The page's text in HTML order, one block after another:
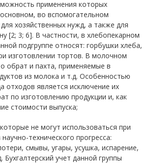
применения которых
во вспомогательном
хозяйственных нужд, а также для
[2; 3; 6]. В частности, в хлебопекарном
подгруппе относят: горбушки хлеба,
изготовлении тортов. В молочном
обрат и пахта, применяемые в
из молока и т.д. Особенностью
отходов является исключение их
по изготовлению продукции и, как
стоимости выпуска;
не могут использоваться при
технического прогресса:
смывы, угары, усушка, испарение,
Бухгалтерский учет данной группы